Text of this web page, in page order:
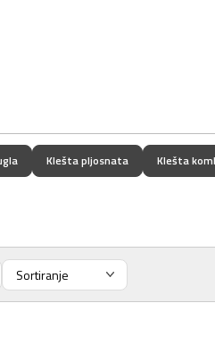
Klešta pljosnata Klešta